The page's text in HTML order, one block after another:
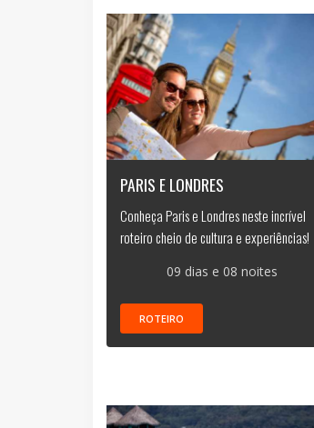
PARIS E LONDRES
Conheça Paris e Londres neste incrível
roteiro cheio de cultura e experiências!
09 dias e 08 noites
ROTEIRO